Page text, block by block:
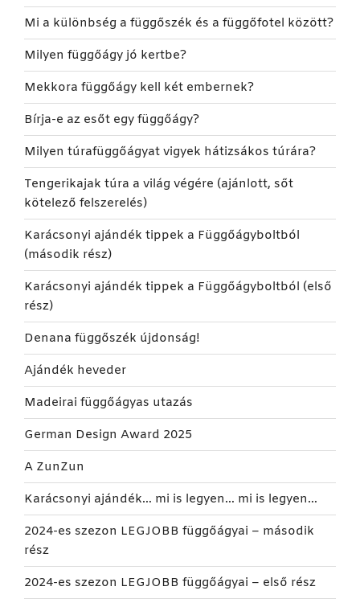
Mi a különbség a függőszék és a függőfotel között?
Milyen függőágy jó kertbe?
Mekkora függőágy kell két embernek?
Bírja-e az esőt egy függőágy?
Milyen túrafüggőágyat vigyek hátizsákos túrára?
Tengerikajak túra a világ végére (ajánlott, sőt
kötelező felszerelés)
Karácsonyi ajándék tippek a Függőágyboltból
(második rész)
Karácsonyi ajándék tippek a Függőágyboltból (első
rész)
Denana függőszék újdonság!
Ajándék heveder
Madeirai függőágyas utazás
German Design Award 2025
A ZunZun
Karácsonyi ajándék… mi is legyen… mi is legyen…
2024-es szezon LEGJOBB függőágyai – második
rész
2024-es szezon LEGJOBB függőágyai – első rész